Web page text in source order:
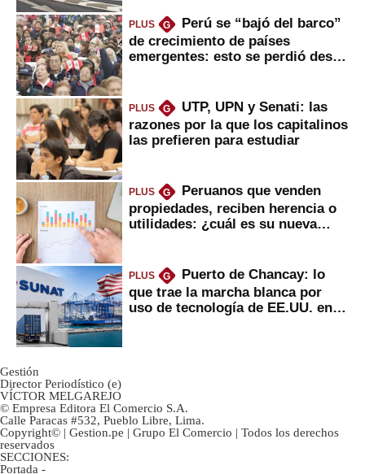
PLUS G
Perú se “bajó del barco”
de crecimiento de países
emergentes: esto se perdió desde
PLUS G
UTP, UPN y Senati: las
razones por la que los capitalinos
las prefieren para estudiar
PLUS G
Peruanos que venden
propiedades, reciben herencia o
utilidades: ¿cuál es su nueva
PLUS G
Puerto de Chancay: lo
que trae la marcha blanca por
uso de tecnología de EE.UU. en
Gestión
Director Periodístico (e)
VÍCTOR MELGAREJO
© Empresa Editora El Comercio S.A.
Calle Paracas #532, Pueblo Libre, Lima.
Copyright© | Gestion.pe | Grupo El Comercio | Todos los derechos
reservados
SECCIONES:
Portada -